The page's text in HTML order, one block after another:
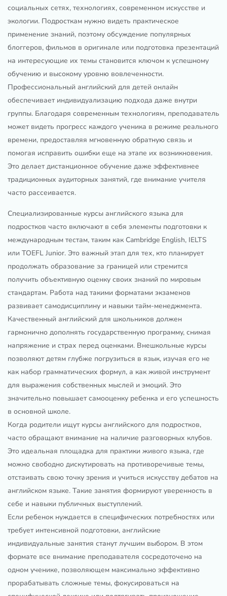
социальных сетях, технологиях, современном искусстве и
экологии. Подросткам нужно видеть практическое
применение знаний, поэтому обсуждение популярных
блоггеров, фильмов в оригинале или подготовка презентаций
на интересующие их темы становится ключом к успешному
обучению и высокому уровню вовлеченности.
Профессиональный английский для детей онлайн
обеспечивает индивидуализацию подхода даже внутри
группы. Благодаря современным технологиям, преподаватель
может видеть прогресс каждого ученика в режиме реального
времени, предоставляя мгновенную обратную связь и
помогая исправить ошибки еще на этапе их возникновения.
Это делает дистанционное обучение даже эффективнее
традиционных аудиторных занятий, где внимание учителя
часто рассеивается.
Специализированные курсы английского языка для
подростков часто включают в себя элементы подготовки к
международным тестам, таким как Cambridge English, IELTS
или TOEFL Junior. Это важный этап для тех, кто планирует
продолжать образование за границей или стремится
получить объективную оценку своих знаний по мировым
стандартам. Работа над такими форматами экзаменов
развивает самодисциплину и навыки тайм-менеджмента.
Качественный английский для школьников должен
гармонично дополнять государственную программу, снимая
напряжение и страх перед оценками. Внешкольные курсы
позволяют детям глубже погрузиться в язык, изучая его не
как набор грамматических формул, а как живой инструмент
для выражения собственных мыслей и эмоций. Это
значительно повышает самооценку ребенка и его успешность
в основной школе.
Когда родители ищут курсы английского для подростков,
часто обращают внимание на наличие разговорных клубов.
Это идеальная площадка для практики живого языка, где
можно свободно дискутировать на противоречивые темы,
отстаивать свою точку зрения и учиться искусству дебатов на
английском языке. Такие занятия формируют уверенность в
себе и навыки публичных выступлений.
Если ребенок нуждается в специфических потребностях или
требует интенсивной подготовки, английские
индивидуальные занятия станут лучшим выбором. В этом
формате все внимание преподавателя сосредоточено на
одном ученике, позволяющем максимально эффективно
прорабатывать сложные темы, фокусироваться на